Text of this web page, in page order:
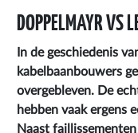
DOPPELMAYR VS
In de geschiedenis
kabelbaanbouwers
overgebleven. De
hebben vaak ergens
Naast